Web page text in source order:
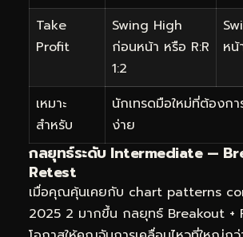
Take
Profit
Swing High
ก่อนหน้า หรือ R:R
1:2
หน้
เหมาะ
สำหรับ
นักเทรดมือใหม่ที่ต้องกา
ง่าย
กลยุทธ์ระดับ Intermediate —
Retest
เมื่อคุณคุ้นเคยกับ chart patterns
2025 2 มากขึ้น กลยุทธ์ Breakout +